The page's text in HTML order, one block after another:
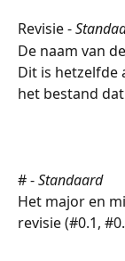
Revisie -
De naam van
Dit is hetzelfde
het bestand
# - Standaard
Het major en
revisie (#0.1,